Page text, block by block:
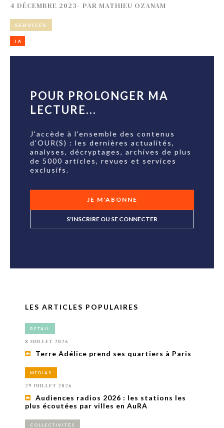
4 DÉCEMBRE 2023- PAR MATHIEU OZANAM
SERVICES
IA
POUR PROLONGER MA
LECTURE...
J'accède à l'ensemble des contenus
d'OUR(S) : les dernières actualités,
analyses, décryptages, archives de plus
de 5000 articles, revues et services
exclusifs.
JE M'ABONNE
S'INSCRIRE OU SE CONNECTER
LES ARTICLES POPULAIRES
RETAIL
8 JUILLET 2026
Terre Adélice prend ses quartiers à Paris
MÉDIAS
29 JUILLET 2026
Audiences radios 2026 : les stations les
plus écoutées par villes en AuRA
COLLECTIVITÉS